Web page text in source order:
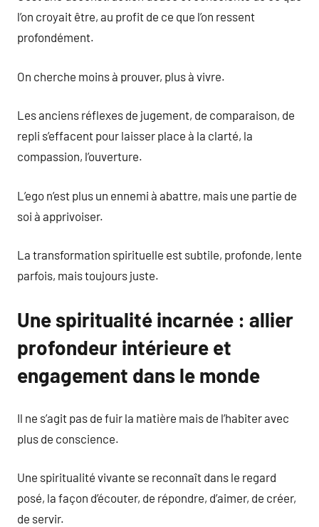
l’on croyait être, au profit de ce que l’on ressent
profondément.
On cherche moins à prouver, plus à vivre.
Les anciens réflexes de jugement, de comparaison, de
repli s’effacent pour laisser place à la clarté, la
compassion, l’ouverture.
L’ego n’est plus un ennemi à abattre, mais une partie de
soi à apprivoiser.
La transformation spirituelle est subtile, profonde, lente
parfois, mais toujours juste.
Une spiritualité incarnée : allier
profondeur intérieure et
engagement dans le monde
Il ne s’agit pas de fuir la matière mais de l’habiter avec
plus de conscience.
Une spiritualité vivante se reconnaît dans le regard
posé, la façon d’écouter, de répondre, d’aimer, de créer,
de servir.